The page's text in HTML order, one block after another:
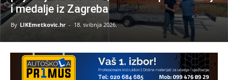
i medalje iz Zagreba
By LIKEmetkovic.hr - 18. svibnja 2026.